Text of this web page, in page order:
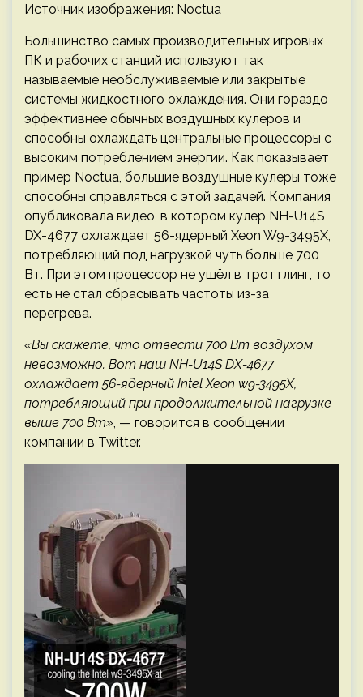
Источник изображения: Noctua
Большинство самых производительных игровых
ПК и рабочих станций используют так
называемые необслуживаемые или закрытые
системы жидкостного охлаждения. Они гораздо
эффективнее обычных воздушных кулеров и
способны охлаждать центральные процессоры с
высоким потреблением энергии. Как показывает
пример Noctua, большие воздушные кулеры тоже
способны справляться с этой задачей. Компания
опубликовала видео, в котором кулер NH-U14S
DX-4677 охлаждает 56-ядерный Xeon W9-3495X,
потребляющий под нагрузкой чуть больше 700
Вт. При этом процессор не ушёл в троттлинг, то
есть не стал сбрасывать частоты из-за
перегрева.
«Вы скажете, что отвести 700 Вт воздухом
невозможно. Вот наш NH-U14S DX-4677
охлаждает 56-ядерный Intel Xeon w9-3495X,
потребляющий при продолжительной нагрузке
выше 700 Вт», — говорится в сообщении
компании в Twitter.